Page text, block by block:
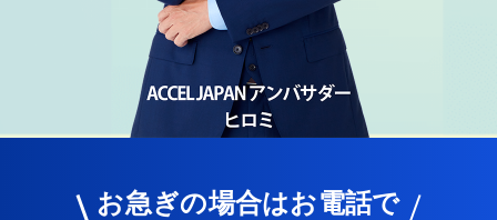
お急ぎの場合はお電話で